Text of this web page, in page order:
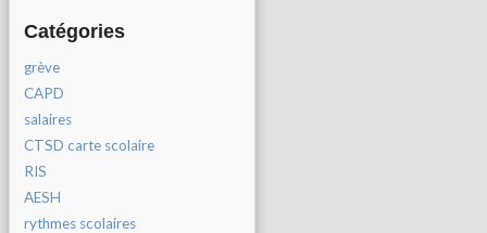
Catégories
grève
CAPD
salaires
CTSD carte scolaire
RIS
AESH
rythmes scolaires